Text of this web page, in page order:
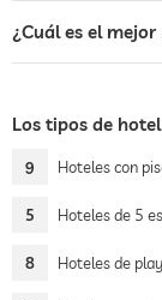
¿Cuál es el
Los tipos de
9 Hoteles con
5 Hoteles de 5
8 Hoteles de